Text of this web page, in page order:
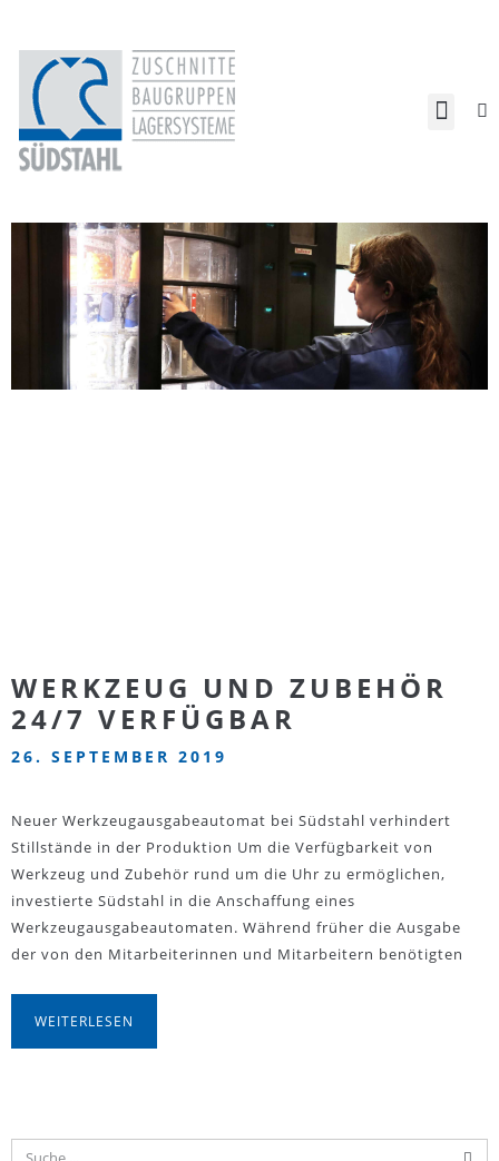
WERKZEUG UND ZUBEHÖR
24/7 VERFÜGBAR
26. SEPTEMBER 2019
Neuer Werkzeugausgabeautomat bei Südstahl verhindert
Stillstände in der Produktion Um die Verfügbarkeit von
Werkzeug und Zubehör rund um die Uhr zu ermöglichen,
investierte Südstahl in die Anschaffung eines
Werkzeugausgabeautomaten. Während früher die Ausgabe
der von den Mitarbeiterinnen und Mitarbeitern benötigten
WEITERLESEN